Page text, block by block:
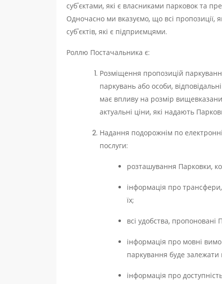
суб'єктами, які є власниками парковок та
Одночасно ми вказуємо, що всі пропозиції,
суб'єктів, які є підприємцями.
Роллю Постачальника є:
Розміщення пропозицій
паркувань або особи,
має впливу на розмір
актуальні ціни, які надають
Надання подорожнім по
послуги:
розташування Парковки,
інформація про
їх;
всі удобства, пропоновані
інформація про мовні
паркування буде залежати
інформація про